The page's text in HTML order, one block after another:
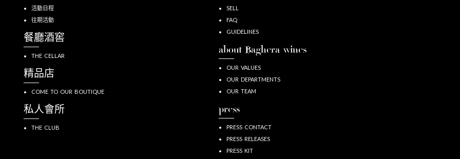
活動日程
往期活動
餐廳酒窖
THE CELLAR
精品店
COME TO OUR BOUTIQUE
私人會所
THE CLUB
SELL
FAQ
GUIDELINES
about Baghera/wines
OUR VALUES
OUR DEPARTMENTS
OUR TEAM
press
PRESS CONTACT
PRESS RELEASES
PRESS KIT